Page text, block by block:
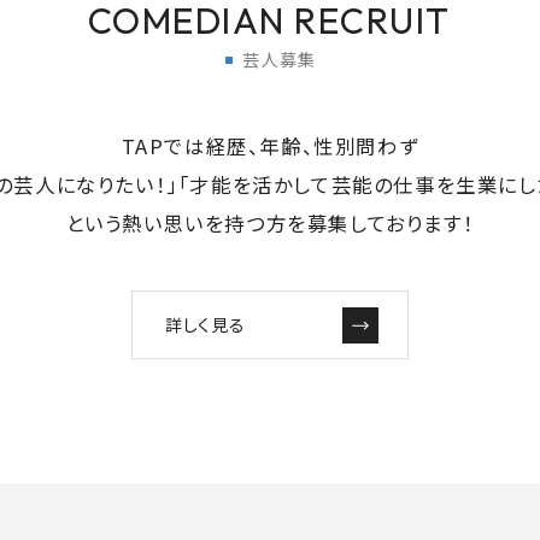
COMEDIAN RECRUIT
芸人募集
TAPでは経歴、年齢、性別問わず
芸人になりたい！」「才能を活かして芸能の仕事を生業にし
という熱い思いを持つ方を募集しております！
詳しく見る